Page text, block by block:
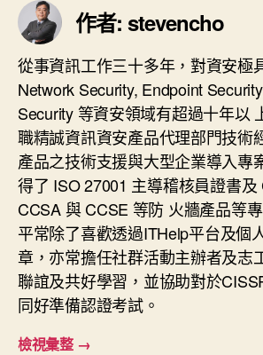
作者: stevencho
從事資訊工作三十多年，對資安極
Network Security, Endpoint
Security 等資安領域有超過十年以
職精誠資訊資安產品代理部門技術
產品之技術支援與大型企業導入專
得了 ISO 27001 主導稽核員證書及
CCSA 與 CCSE 等防 火牆產品等
平常除了喜歡透過ITHelp平台及個
章，亦常擔任社群活動主辦者及志
聯誼及共好學習，並協助對於
同好準備認證考試。
檢視彙整 →